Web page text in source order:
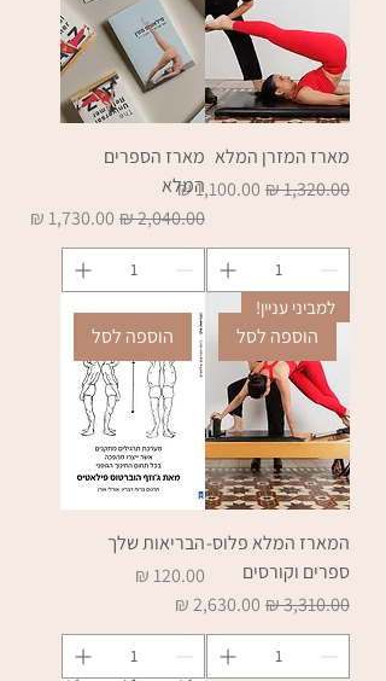
מארז המזרן המלא
מחיר רגיל
מחיר מבצע
מארז הספרים
המלא
מחיר רגיל
מחיר מבצע
הוספה לסל
למביני עניין!
המארז המלא פלוס-
ספרים וקורסים
מחיר רגיל
מחיר מבצע
הוספה לסל
הבריאות שלך
מחיר